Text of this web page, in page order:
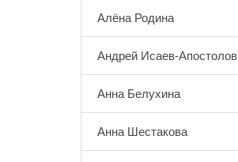
Алёна Родина
Андрей Исаев-Апостолов
Анна Белухина
Анна Шестакова